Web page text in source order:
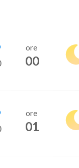
ore
00
ore
01